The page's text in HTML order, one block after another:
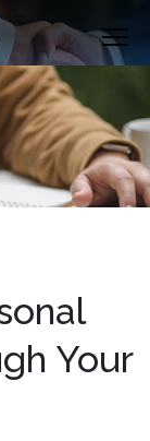
Your